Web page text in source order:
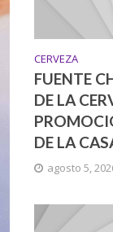
CERVEZA
FUENTE
DE LA
DE LA
agosto 5,